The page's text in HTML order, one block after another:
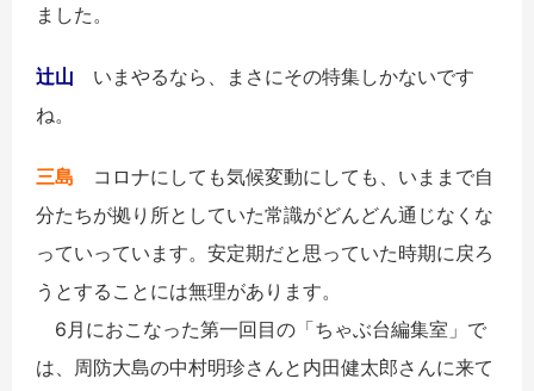
ました。
辻山 いまやるなら、まさにその特集しかないです
ね。
三島 コロナにしても気候変動にしても、いままで自
分たちが拠り所としていた常識がどんどん通じなくな
っていっています。安定期だと思っていた時期に戻ろ
うとすることには無理があります。
6月におこなった第一回目の「ちゃぶ台編集室」で
は、周防大島の中村明珍さんと内田健太郎さんに来て